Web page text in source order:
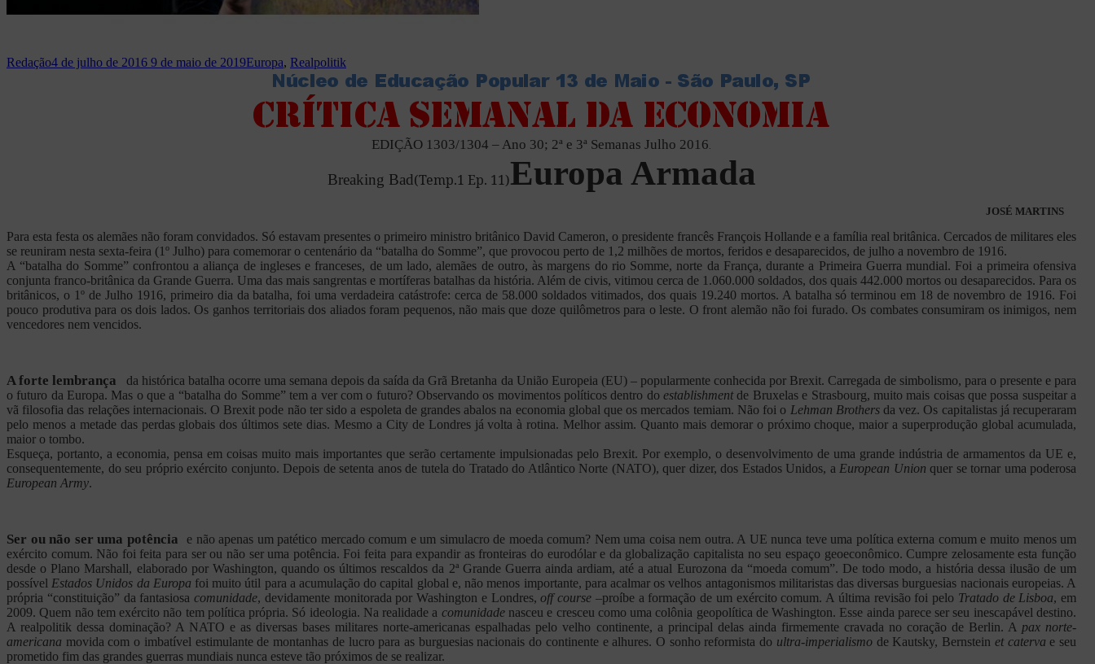
Redação4 de julho de 2016 9 de maio de 2019Europa, Realpolitik
EDIÇÃO 1303/1304 – Ano 30; 2ª e 3ª Semanas Julho 2016
Breaking Bad(Temp.1 Ep. 11)Europa Armada
JOSÉ MARTINS
Para esta festa os alemães não foram convidados. Só estavam presentes o primeiro ministro britânico David Cameron, o presidente francês François Hollande e a família real britânica. Cercados de militares eles
se reuniram nesta sexta-feira (1º Julho) para comemorar o centenário da “batalha do Somme”, que provocou perto de 1,2 milhões de mortos, feridos e desaparecidos, de julho a novembro de 1916.
A “batalha do Somme” confrontou a aliança de ingleses e franceses, de um lado, alemães de outro, às margens do rio Somme, norte da França, durante a Primeira Guerra mundial. Foi a primeira ofensiva
conjunta franco-britânica da Grande Guerra. Uma das mais sangrentas e mortíferas batalhas da história. Além de civis, vitimou cerca de 1.060.000 soldados, dos quais 442.000 mortos ou desaparecidos. Para os
britânicos, o 1º de Julho 1916, primeiro dia da batalha, foi uma verdadeira catástrofe: cerca de 58.000 soldados vitimados, dos quais 19.240 mortos. A batalha só terminou em 18 de novembro de 1916. Foi
pouco produtiva para os dois lados. Os ganhos territoriais dos aliados foram pequenos, não mais que doze quilômetros para o leste. O front alemão não foi furado. Os combates consumiram os inimigos, nem
vencedores nem vencidos.
A forte lembrança da histórica batalha ocorre uma semana depois da saída da Grã Bretanha da União Europeia (EU) – popularmente conhecida por Brexit. Carregada de simbolismo, para o presente e para
o futuro da Europa. Mas o que a “batalha do Somme” tem a ver com o futuro? Observando os movimentos políticos dentro doestablishment de Bruxelas e Strasbourg, muito mais coisas que possa suspeitar a
vã filosofia das relações internacionais. O Brexit pode não ter sido a espoleta de grandes abalos na economia global que os mercados temiam. Não foi o Lehman Brothersda vez. Os capitalistas já recuperaram
pelo menos a metade das perdas globais dos últimos sete dias. Mesmo a City de Londres já volta à rotina. Melhor assim. Quanto mais demorar o próximo choque, maior a superprodução global acumulada,
maior o tombo.
Esqueça, portanto, a economia, pensa em coisas muito mais importantes que serão certamente impulsionadas pelo Brexit. Por exemplo, o desenvolvimento de uma grande indústria de armamentos da UE e,
consequentemente, do seu próprio exército conjunto. Depois de setenta anos de tutela do Tratado do Atlântico Norte (NATO), quer dizer, dos Estados Unidos, a European Union quer se tornar uma poderosa
European Army.
Ser ou não ser uma potência
e não apenas um patético mercado comum e um simulacro de moeda comum? Nem uma coisa nem outra. A UE nunca teve uma política externa comum e muito menos um
exército comum. Não foi feita para ser ou não ser uma potência. Foi feita para expandir as fronteiras do eurodólar e da globalização capitalista no seu espaço geoeconômico. Cumpre zelosamente esta função
desde o Plano Marshall, elaborado por Washington, quando os últimos rescaldos da 2ª Grande Guerra ainda ardiam, até a atual Eurozona da “moeda comum”. De todo modo, a história dessa ilusão de um
possível Estados Unidos da Europa foi muito útil para a acumulação do capital global e, não menos importante, para acalmar os velhos antagonismos militaristas das diversas burguesias nacionais europeias. A
própria “constituição” da fantasiosa comunidade, devidamente monitorada por Washington e Londres,off course –proíbe a formação de um exército comum. A última revisão foi pelo Tratado de Lisboa, em
2009. Quem não tem exército não tem política própria. Só ideologia. Na realidade a comunidadenasceu e cresceu como uma colônia geopolítica de Washington. Esse ainda parece ser seu inescapável destino.
A realpolitik dessa dominação? A NATO e as diversas bases militares norte-americanas espalhadas pelo velho continente, a principal delas ainda firmemente cravada no coração de Berlin. A pax norte-
americana movida com o imbatível estimulante de montanhas de lucro para as burguesias nacionais do continente e alhures. O sonho reformista do ultra-imperialismode Kautsky, Bernstein et caterva e seu
prometido fim das grandes guerras mundiais nunca esteve tão próximos de se realizar.